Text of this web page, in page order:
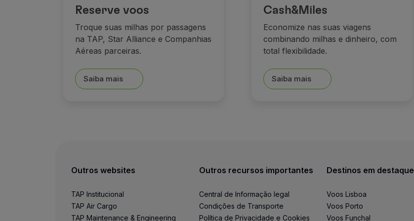
Reserve voos
Troque suas milhas por passagens
na TAP, Star Alliance e Companhias
Aéreas parceiras.
Saiba mais
Cash&Miles
Economize nas suas viagens
combinando milhas e dinheiro, com
total flexibilidade.
Saiba mais
Outros websites
TAP Institucional
TAP Air Cargo
TAP Maintenance & Engineering
Outros recursos importantes
Central de Informação legal
Condições de Transporte
Política de Privacidade e Cookies
Destinos em destaque
Voos Lisboa
Voos Porto
Voos Funchal